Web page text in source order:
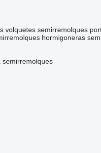
volquetes semirremolques
hormigoneras
semirremolques